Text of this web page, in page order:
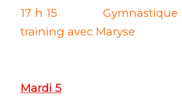
17 h 15 Gymnastique
training avec Maryse
Mardi 5